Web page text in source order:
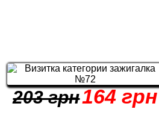
203 грн164 грн